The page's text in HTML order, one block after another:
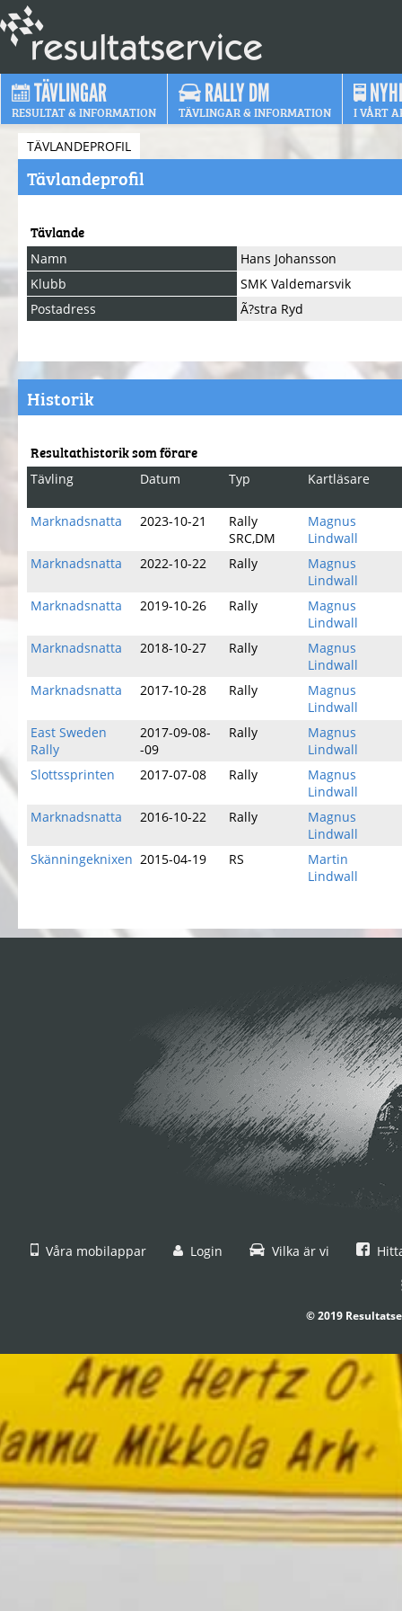
TÄVLINGAR
RESULTAT & INFORMATION
RALLY DM
TÄVLINGAR & INFORMATION I VÅRT
TÄVLANDEPROFIL
Tävlandeprofil
Tävlande
Namn
Hans Johansson
Klubb
SMK Valdemarsvik
Postadress
Ã?stra Ryd
Historik
Resultathistorik som förare
Tävling Datum Typ Kartläsare
Marknadsnatta 2023-10-21
Rally
SRC,DM
Magnus
Lindwall
Marknadsnatta
2022-10-22 Rally
Magnus
Lindwall
Marknadsnatta
2019-10-26 Rally
Magnus
Lindwall
Marknadsnatta
2018-10-27 Rally
Magnus
Lindwall
Marknadsnatta
2017-10-28 Rally
Magnus
Lindwall
East Sweden
Rally
2017-09-08-
-09
Rally
Magnus
Lindwall
Slottssprinten
2017-07-08 Rally
Magnus
Lindwall
Marknadsnatta
2016-10-22 Rally
Magnus
Lindwall
Skänningeknixen 2015-04-19 RS
Martin
Lindwall
Våra mobilappar Login Vilka är vi
© 2019